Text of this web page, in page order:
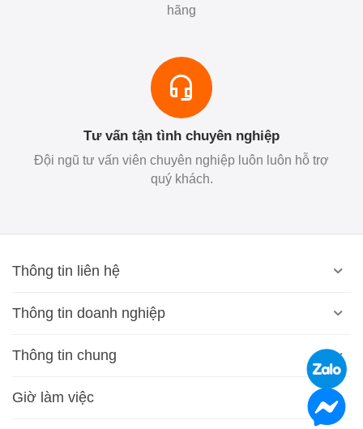
hãng
Tư vấn tận tình chuyên nghiệp
Đội ngũ tư vấn viên chuyên nghiệp luôn luôn hỗ trợ
quý khách.
Thông tin liên hệ
Thông tin doanh nghiệp
Thông tin chung
Giờ làm việc